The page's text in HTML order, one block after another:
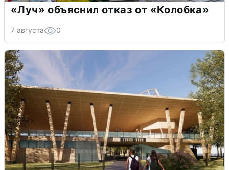
«Луч» объяснил отказ от «Колобка»
7 августа 0